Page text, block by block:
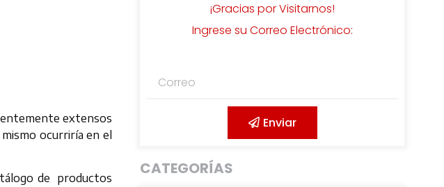
extensos
ocurriría en el
de productos
¡Gracias por Visitarnos!
Ingrese su Correo Electrónico:
Enviar
CATEGORÍAS